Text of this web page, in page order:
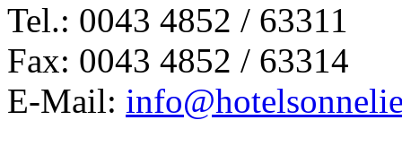
Tel.: 0043 4852 / 63311
Fax: 0043 4852 / 63314
E-Mail: